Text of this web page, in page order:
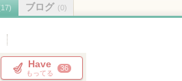
ブログ (0)
Have
もってる
36